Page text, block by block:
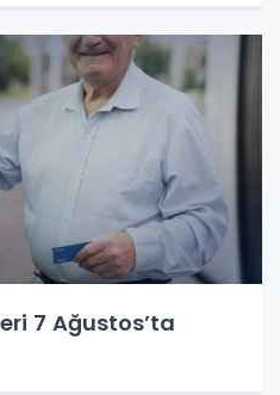
7 Ağustos’ta